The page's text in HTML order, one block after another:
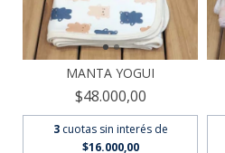
MANTA YOGUI
$48.000,00
3 cuotas sin interés de
$16.000,00